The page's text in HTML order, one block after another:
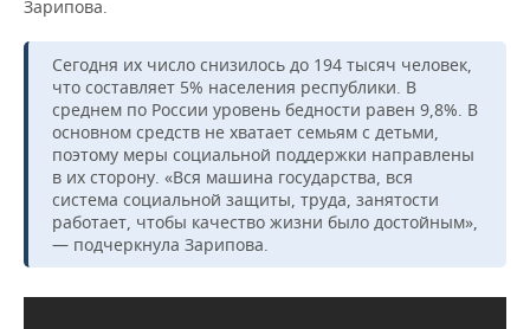
Зарипова.
Сегодня их число снизилось до 194 тысяч человек,
что составляет 5% населения республики. В
среднем по России уровень бедности равен 9,8%. В
основном средств не хватает семьям с детьми,
поэтому меры социальной поддержки направлены
в их сторону. «Вся машина государства, вся
система социальной защиты, труда, занятости
работает, чтобы качество жизни было достойным»,
— подчеркнула Зарипова.